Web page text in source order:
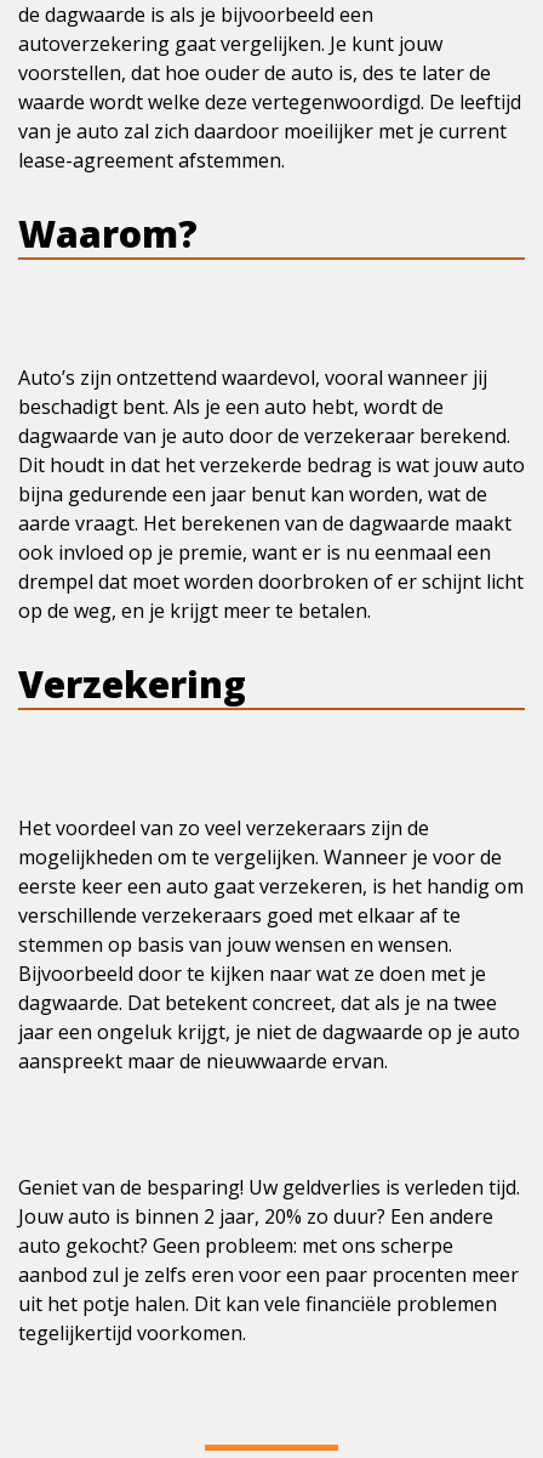
de dagwaarde is als je bijvoorbeeld een
autoverzekering gaat vergelijken. Je kunt jouw
voorstellen, dat hoe ouder de auto is, des te later de
waarde wordt welke deze vertegenwoordigd. De leeftijd
van je auto zal zich daardoor moeilijker met je current
lease-agreement afstemmen.
Waarom?
Auto’s zijn ontzettend waardevol, vooral wanneer jij
beschadigt bent. Als je een auto hebt, wordt de
dagwaarde van je auto door de verzekeraar berekend.
Dit houdt in dat het verzekerde bedrag is wat jouw auto
bijna gedurende een jaar benut kan worden, wat de
aarde vraagt. Het berekenen van de dagwaarde maakt
ook invloed op je premie, want er is nu eenmaal een
drempel dat moet worden doorbroken of er schijnt licht
op de weg, en je krijgt meer te betalen.
Verzekering
Het voordeel van zo veel verzekeraars zijn de
mogelijkheden om te vergelijken. Wanneer je voor de
eerste keer een auto gaat verzekeren, is het handig om
verschillende verzekeraars goed met elkaar af te
stemmen op basis van jouw wensen en wensen.
Bijvoorbeeld door te kijken naar wat ze doen met je
dagwaarde. Dat betekent concreet, dat als je na twee
jaar een ongeluk krijgt, je niet de dagwaarde op je auto
aanspreekt maar de nieuwwaarde ervan.
Geniet van de besparing! Uw geldverlies is verleden tijd.
Jouw auto is binnen 2 jaar, 20% zo duur? Een andere
auto gekocht? Geen probleem: met ons scherpe
aanbod zul je zelfs eren voor een paar procenten meer
uit het potje halen. Dit kan vele financiële problemen
tegelijkertijd voorkomen.